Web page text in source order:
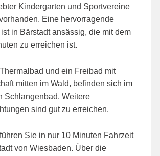
Kindergarten und Sportvereine
Eine hervorragende
in Bärstadt ansässig, die mit dem
zu erreichen ist.
und ein Freibad mit
mitten im Wald, befinden sich im
Schlangenbad. Weitere
sind gut zu erreichen.
Sie in nur 10 Minuten Fahrzeit
von Wiesbaden. Über die